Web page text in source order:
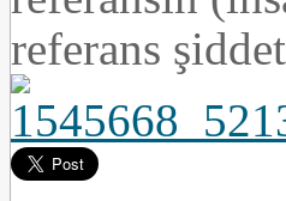
referans